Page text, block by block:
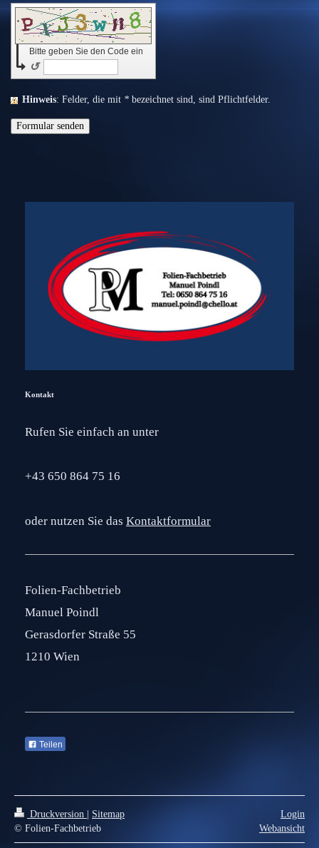
Bitte geben Sie den Code ein
↺
Hinweis : Felder, die mit * bezeichnet sind, sind Pflichtfelder.
Kontakt
Rufen Sie einfach an unter
+43 650 864 75 16
oder nutzen Sie das Kontaktformular
Folien-Fachbetrieb
Manuel Poindl
Gerasdorfer Straße 55
1210 Wien
Teilen
Druckversion | Sitemap
© Folien-Fachbetrieb
Login
Webansicht